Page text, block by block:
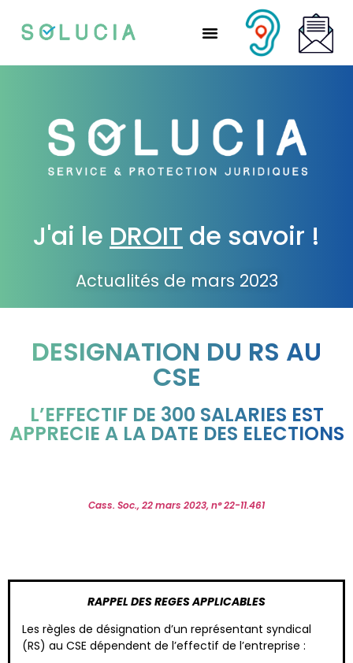
J'ai le DROIT de savoir !
Actualités de mars 2023
DESIGNATION DU RS AU
CSE
L’EFFECTIF DE 300 SALARIES EST
APPRECIE A LA DATE DES ELECTIONS
Cass. Soc., 22 mars 2023, n° 22-11.461
RAPPEL DES REGES APPLICABLES
Les règles de désignation d’un représentant syndical
(RS) au CSE dépendent de l’effectif de l’entreprise :